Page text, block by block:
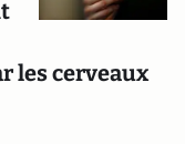
les cerveaux